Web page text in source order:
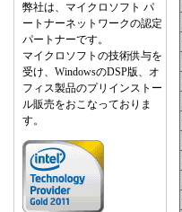
弊社は、マイクロソフト パ
ートナーネットワークの認定
パートナーです。
マイクロソフトの技術供与を
受け、WindowsのDSP版、オ
フィス製品のプリインストー
ル販売をおこなっておりま
す。